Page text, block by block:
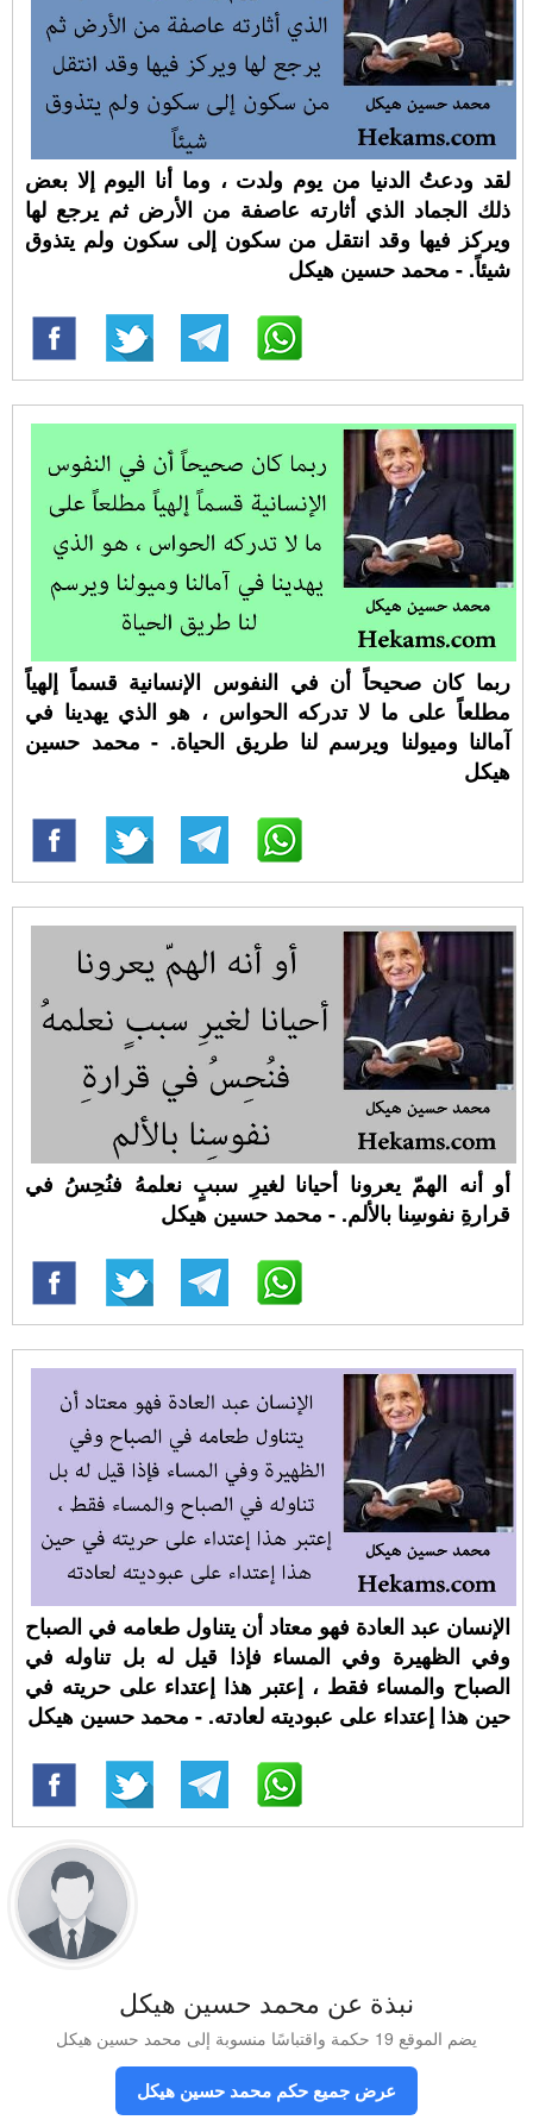
لقد ودعتُ الدنيا من يوم ولدت ، وما أنا اليوم إلا بعض
ذلك الجماد الذي أثارته عاصفة من الأرض ثم يرجع لها
ويركز فيها وقد انتقل من سكون إلى سكون ولم يتذوق
شيئاً. - محمد حسين هيكل
ربما كان صحيحاً أن في النفوس الإنسانية قسماً إلهياً
مطلعاً على ما لا تدركه الحواس ، هو الذي يهدينا في
آمالنا وميولنا ويرسم لنا طريق الحياة. - محمد حسين
هيكل
أو أنه الهمّ يعرونا أحيانا لغيرِ سببٍ نعلمهُ فنُحِسُ في
قرارةِ نفوسِنا بالألم. - محمد حسين هيكل
الإنسان عبد العادة فهو معتاد أن يتناول طعامه في الصباح
وفي الظهيرة وفي المساء فإذا قيل له بل تناوله في
الصباح والمساء فقط ، إعتبر هذا إعتداء على حريته في
حين هذا إعتداء على عبوديته لعادته. - محمد حسين هيكل
نبذة عن محمد حسين هيكل
يضم الموقع 19 حكمة واقتباسًا منسوبة إلى محمد حسين هيكل
عرض جميع حكم محمد حسين هيكل